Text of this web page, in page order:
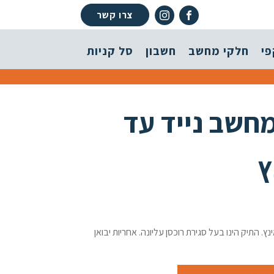
צרו קשר
חלקי מחשב חשבון סל קניות
נייד עד
נישא למחשב נייד עד גודל 14 אינץ. התיק הינו בעל סגירת רוכסן עליונה. אחריות יבואן